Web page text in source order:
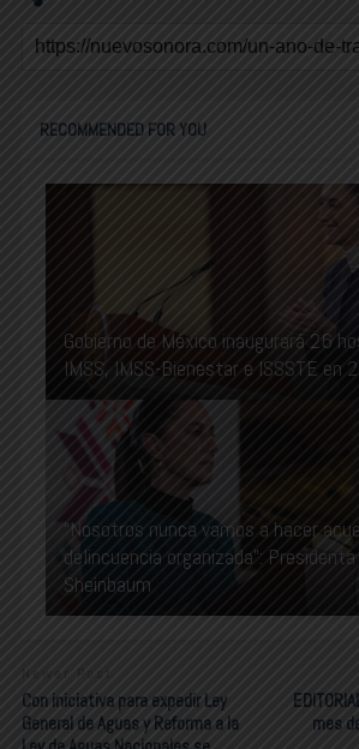
RECOMMENDED FOR YOU
Gobierno de México inaugurará 26
IMSS, IMSS-Bienestar e ISSSTE en
“Nosotros nunca vamos a hacer
delincuencia organizada”:
Sheinbaum
Newer Post
Con iniciativa para expedir Ley
General de Aguas y Reforma a la
mes